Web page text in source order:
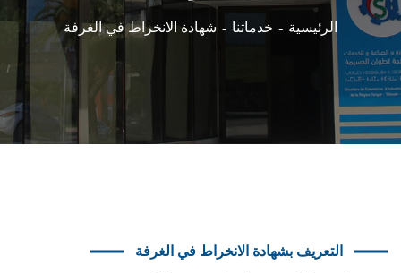
الرئيسية خدماتنا شهادة الانخراط في الغرفة
التعريف بشهادة الانخراط في الغرفة